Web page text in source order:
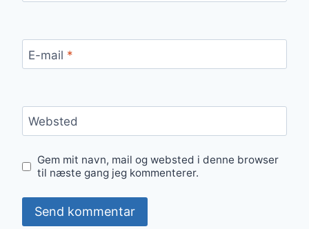
E-mail *
Websted
Gem mit navn, mail og websted i denne browser
til næste gang jeg kommenterer.